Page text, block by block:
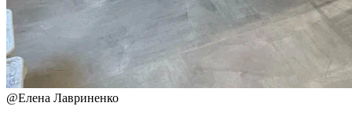
@Елена Лавриненко